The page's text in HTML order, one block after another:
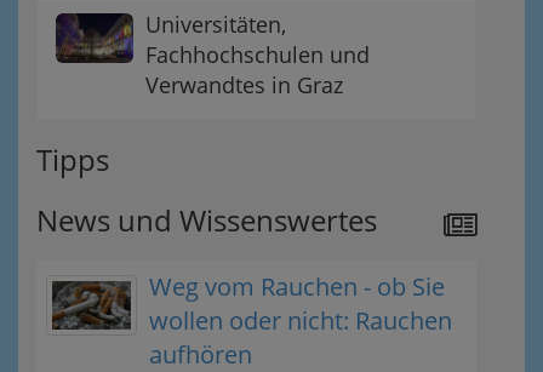
Universitäten,
Fachhochschulen und
Verwandtes in Graz
Tipps
News und Wissenswertes
Weg vom Rauchen - ob Sie
wollen oder nicht: Rauchen
aufhören